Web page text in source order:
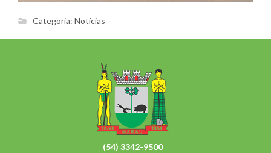
Categoria: Notícias
(54) 3342-9500